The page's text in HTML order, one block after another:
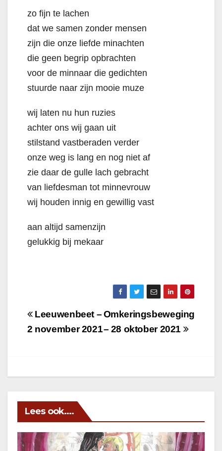
zo fijn te lachen
dat we samen zonder mensen
zijn die onze liefde minachten
die geen begrip opbrachten
voor de minnaar die gedichten
stuurde naar zijn mooie muze
wij laten nu hun ruzies
achter ons wij gaan uit
stilstand vastberaden verder
onze weg is lang en nog niet af
zie daar de gulle lach gebracht
van liefdesman tot minnevrouw
wij houden innig en gewillig vast
aan altijd samenzijn
gelukkig bij mekaar
Berichtnavigatie
Omkeringsbeweging
– 28 oktober 2021
Leeuwenbeet –
2 november 2021
Lees ook....